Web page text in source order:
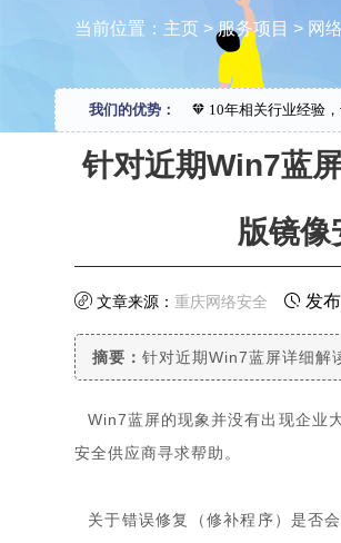
当前位置： 主页 >服务项目 > 网
我们的优势： 10年相关行业经验
针对近期Win7蓝
版镜
文章来源：重庆网络安全 发
摘要：针对近期Win7蓝屏详细解
Win7蓝屏的现象并没有出现企业
安全供应商寻求帮助。
关于错误修复（修补程序）是否